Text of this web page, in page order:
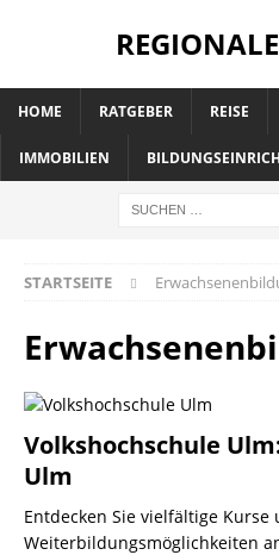
HOME RATGEBER REISE
IMMOBILIEN
STARTSEITE
Volkshochschule
Ulm
Entdecken Sie vielfältige Kurse
Weiterbildungsmöglichkeiten